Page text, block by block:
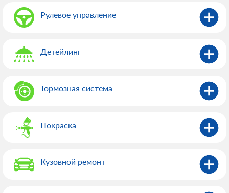
Рулевое управление
Детейлинг
Тормозная система
Покраска
Кузовной ремонт